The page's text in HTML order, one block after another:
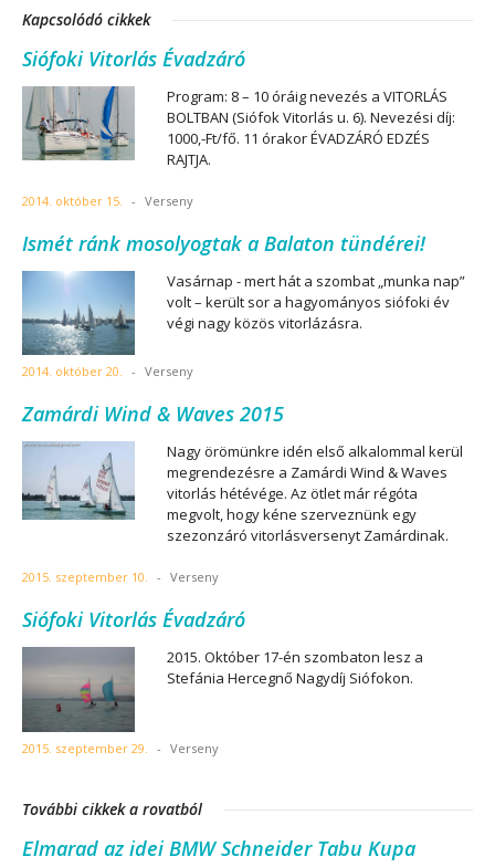
Kapcsolódó cikkek
Siófoki Vitorlás Évadzáró
Program: 8 – 10 óráig nevezés a VITORLÁS
BOLTBAN (Siófok Vitorlás u. 6). Nevezési díj:
1000,-Ft/fő. 11 órakor ÉVADZÁRÓ EDZÉS
RAJTJA.
2014. október 15. - Verseny
Ismét ránk mosolyogtak a Balaton tündérei!
Vasárnap - mert hát a szombat „munka nap”
volt – került sor a hagyományos siófoki év
végi nagy közös vitorlázásra.
2014. október 20. - Verseny
Zamárdi Wind & Waves 2015
Nagy örömünkre idén első alkalommal kerül
megrendezésre a Zamárdi Wind & Waves
vitorlás hétévége. Az ötlet már régóta
megvolt, hogy kéne szerveznünk egy
szezonzáró vitorlásversenyt Zamárdinak.
2015. szeptember 10. - Verseny
Siófoki Vitorlás Évadzáró
2015. Október 17-én szombaton lesz a
Stefánia Hercegnő Nagydíj Siófokon.
2015. szeptember 29. - Verseny
További cikkek a rovatból
Elmarad az idei BMW Schneider Tabu Kupa